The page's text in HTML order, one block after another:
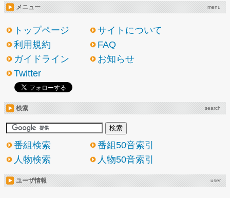
メニュー menu
トップページ
サイトについて
利用規約
FAQ
ガイドライン
お知らせ
Twitter
検索 search
番組検索
番組50音索引
人物検索
人物50音索引
ユーザ情報 user